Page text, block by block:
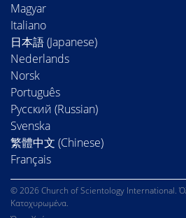
Magyar
Italiano
日本語 (Japanese)
Nederlands
Norsk
Português
Русский (Russian)
Svenska
繁體中文 (Chinese)
Français
© 2026 Church of Scientology International.
Κατοχυρωμένα.